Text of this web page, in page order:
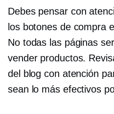
Debes pensar con
los botones de compra
No todas las páginas
vender productos.
del blog con atención
sean lo más efectivos